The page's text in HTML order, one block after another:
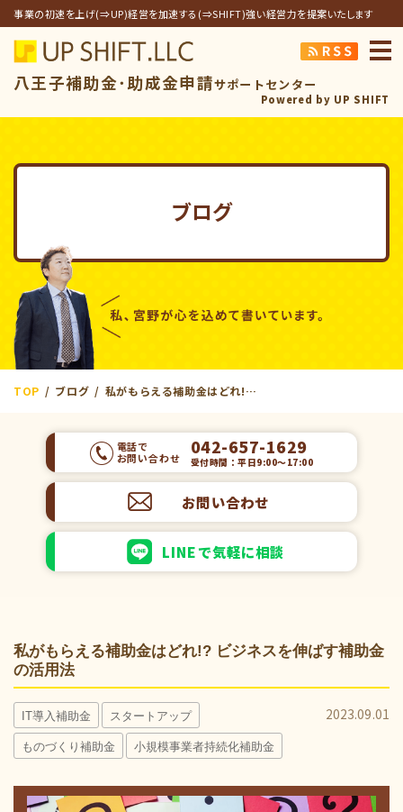
事業の初速を上げ(⇒UP)経営を加速する(⇒SHIFT)強い経営力を提案いたします
アップシフト合
八王子補助金･助成金申請サポートセンター
Powered by UP SHIFT
ブログ
TOP ブログ 私がもらえる補助金はどれ!? ビジネスを伸ばす補助金の活用法
電話で
お問い合わせ
042-657-1629
受付時間：平日9:00～17:00
お問い合わせ
LINEで気軽に相談
私がもらえる補助金はどれ!? ビジネスを伸ばす補助金
の活用法
IT導入補助金 スタートアップ
ものづくり補助金 小規模事業者持続化補助金
2023.09.01